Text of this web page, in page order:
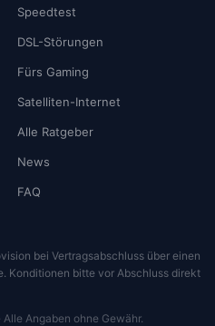
Speedtest
DSL-Störungen
Fürs Gaming
Satelliten-Internet
Alle Ratgeber
News
FAQ
bei Vertragsabschluss über einen
Konditionen bitte vor Abschluss direkt
Angaben ohne Gewähr.